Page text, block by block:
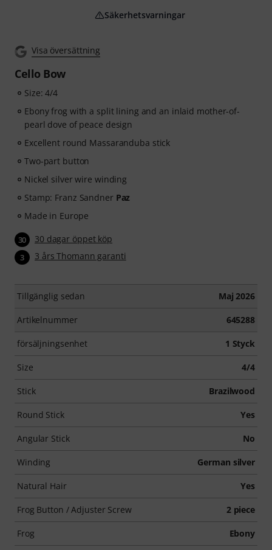
Visa översättning
Cello Bow
Size: 4/4
Ebony frog with a split lining and an inlaid mother-of-
pearl dove of peace design
Excellent round Massaranduba stick
Two-part button
Nickel silver wire winding
Stamp: Franz Sandner Paz
Made in Europe
30 30 dagar öppet köp
3 3 års Thomann garanti
Tillgänglig sedan Maj 2026
Artikelnummer 645288
försäljningsenhet 1 Styck
Size 4/4
Stick Brazilwood
Round Stick Yes
Angular Stick No
Winding German silver
Natural Hair Yes
Frog Button / Adjuster Screw 2 piece
Frog Ebony
Säkerhetsvarningar